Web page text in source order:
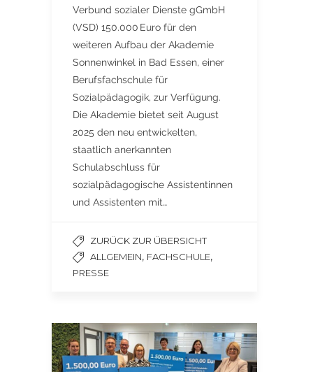
Verbund sozialer Dienste gGmbH
(VSD) 150.000 Euro für den
weiteren Aufbau der Akademie
Sonnenwinkel in Bad Essen, einer
Berufsfachschule für
Sozialpädagogik, zur Verfügung.
Die Akademie bietet seit August
2025 den neu entwickelten,
staatlich anerkannten
Schulabschluss für
sozialpädagogische Assistentinnen
und Assistenten mit…
ZURÜCK ZUR ÜBERSICHT
ALLGEMEIN, FACHSCHULE,
PRESSE